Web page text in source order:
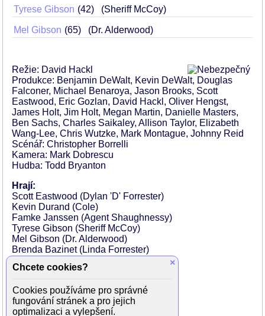
Tyrese Gibson 42 (Sheriff McCoy)
Mel Gibson 65 (Dr. Alderwood)
Režie: David Hackl
Produkce: Benjamin DeWalt, Kevin DeWalt, Douglas
Falconer, Michael Benaroya, Jason Brooks, Scott
Eastwood, Eric Gozlan, David Hackl, Oliver Hengst,
James Holt, Jim Holt, Megan Martin, Danielle Masters,
Ben Sachs, Charles Saikaley, Allison Taylor, Elizabeth
Wang-Lee, Chris Wutzke, Mark Montague, Johnny Reid
Scénář: Christopher Borrelli
Kamera: Mark Dobrescu
Hudba: Todd Bryanton
Hrají:
Scott Eastwood (Dylan 'D' Forrester)
Kevin Durand (Cole)
Famke Janssen (Agent Shaughnessy)
Tyrese Gibson (Sheriff McCoy)
Mel Gibson (Dr. Alderwood)
Brenda Bazinet (Linda Forrester)
Brendan Fletcher (Massey)
Chad Rook (Blanchard)
Brock Morgan (Pike)
Destiny Millns (Jo)
×
Chcete cookies?
Cookies používáme pro správné
fungování stránek a pro jejich
optimalizaci a vylepšení.